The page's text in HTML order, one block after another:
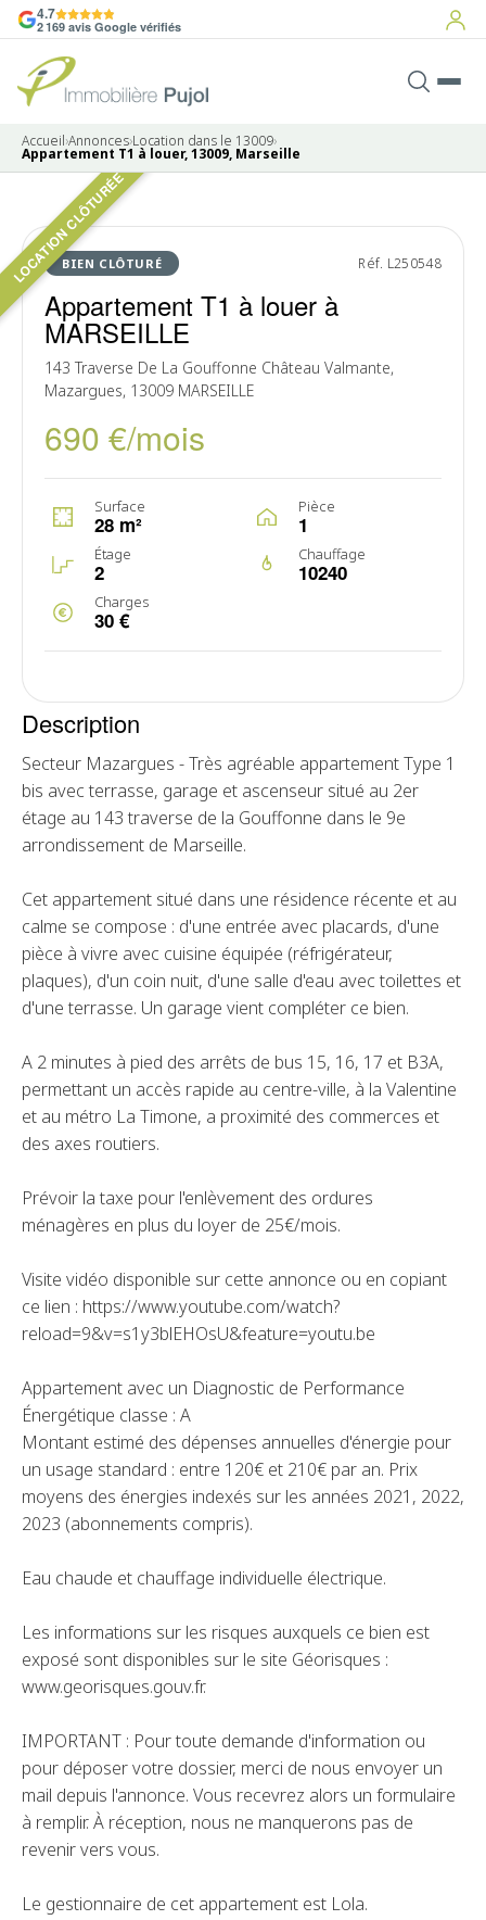
4.7
2 169 avis Google vérifiés
Accueil›Annonces›Location dans le 13009›
Appartement T1 à louer, 13009, Marseille
LOCATION CLÔTURÉE
BIEN CLÔTURÉ Réf. L250548
Appartement T1 à louer à
MARSEILLE
143 Traverse De La Gouffonne Château Valmante,
Mazargues, 13009 MARSEILLE
690 €/mois
Surface
28 m²
Pièce
1
Étage
2
Chauffage
10240
Charges
30 €
LOUÉ
Description
Secteur Mazargues - Très agréable appartement Type 1
bis avec terrasse, garage et ascenseur situé au 2er
étage au 143 traverse de la Gouffonne dans le 9e
arrondissement de Marseille.
Cet appartement situé dans une résidence récente et au
calme se compose : d'une entrée avec placards, d'une
pièce à vivre avec cuisine équipée (réfrigérateur,
plaques), d'un coin nuit, d'une salle d'eau avec toilettes et
d'une terrasse. Un garage vient compléter ce bien.
A 2 minutes à pied des arrêts de bus 15, 16, 17 et B3A,
permettant un accès rapide au centre-ville, à la Valentine
et au métro La Timone, a proximité des commerces et
des axes routiers.
Prévoir la taxe pour l'enlèvement des ordures
ménagères en plus du loyer de 25€/mois.
Visite vidéo disponible sur cette annonce ou en copiant
ce lien : https://www.youtube.com/watch?
reload=9&v=s1y3blEHOsU&feature=youtu.be
Appartement avec un Diagnostic de Performance
Énergétique classe : A
Montant estimé des dépenses annuelles d'énergie pour
un usage standard : entre 120€ et 210€ par an. Prix
moyens des énergies indexés sur les années 2021, 2022,
2023 (abonnements compris).
Eau chaude et chauffage individuelle électrique.
Les informations sur les risques auxquels ce bien est
exposé sont disponibles sur le site Géorisques :
www.georisques.gouv.fr.
IMPORTANT : Pour toute demande d'information ou
pour déposer votre dossier, merci de nous envoyer un
mail depuis l'annonce. Vous recevrez alors un formulaire
à remplir. À réception, nous ne manquerons pas de
revenir vers vous.
Le gestionnaire de cet appartement est Lola.